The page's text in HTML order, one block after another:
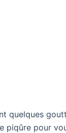
quelques
piqûre pour